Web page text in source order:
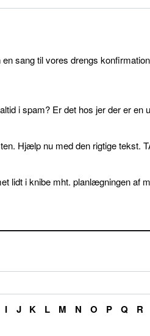
sang til vores drengs
i spam? Er det hos jer der er en
Hjælp nu med den rigtige tekst.
lidt i knibe mht. planlægningen af
I J K L M N O P Q R